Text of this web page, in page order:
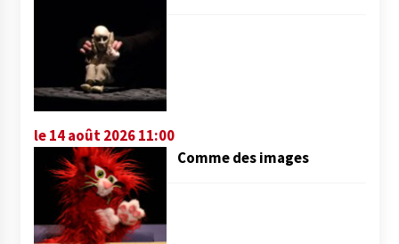
le 14 août 2026 11:00
Comme des images